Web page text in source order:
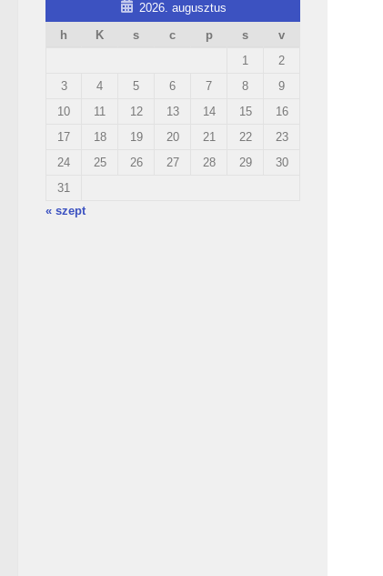
2026. augusztus
h
K s c p s
v
1
2
3
4 5 6 7 8
9
10
11 12 13 14 15
16
17
18 19 20 21 22
23
24
25 26 27 28 29
30
31
« szept